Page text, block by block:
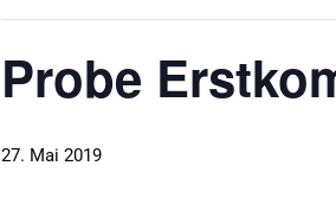
Probe
27. Mai 2019